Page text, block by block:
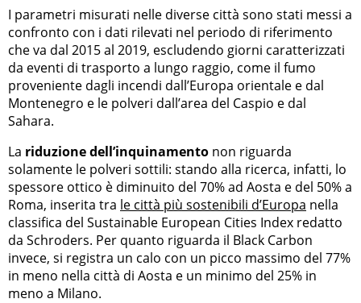
I parametri misurati nelle diverse città sono stati messi a
confronto con i dati rilevati nel periodo di riferimento
che va dal 2015 al 2019, escludendo giorni caratterizzati
da eventi di trasporto a lungo raggio, come il fumo
proveniente dagli incendi dall’Europa orientale e dal
Montenegro e le polveri dall’area del Caspio e dal
Sahara.
La riduzione dell’inquinamento non riguarda
solamente le polveri sottili: stando alla ricerca, infatti, lo
spessore ottico è diminuito del 70% ad Aosta e del 50% a
Roma, inserita tra le città più sostenibili d’Europa nella
classifica del Sustainable European Cities Index redatto
da Schroders. Per quanto riguarda il Black Carbon
invece, si registra un calo con un picco massimo del 77%
in meno nella città di Aosta e un minimo del 25% in
meno a Milano.